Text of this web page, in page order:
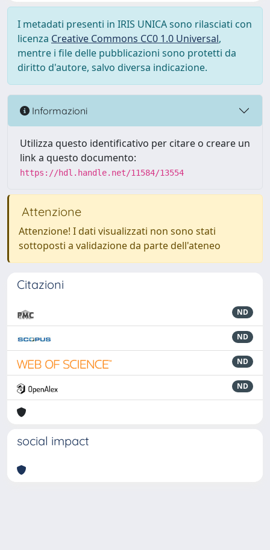
I metadati presenti in IRIS UNICA sono rilasciati con
licenza Creative Commons CC0 1.0 Universal,
mentre i file delle pubblicazioni sono protetti da
diritto d'autore, salvo diversa indicazione.
Informazioni
Utilizza questo identificativo per citare o creare un
link a questo documento:
https://hdl.handle.net/11584/13554
Attenzione
Attenzione! I dati visualizzati non sono stati
sottoposti a validazione da parte dell'ateneo
Citazioni
ND
ND
ND
ND
social impact